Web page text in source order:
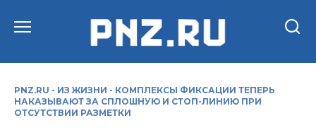
PNZ.RU - ИЗ ЖИЗНИ - КОМПЛЕКСЫ ФИКСАЦИИ ТЕПЕРЬ
НАКАЗЫВАЮТ ЗА СПЛОШНУЮ И СТОП-ЛИНИЮ ПРИ
ОТСУТСТВИИ РАЗМЕТКИ